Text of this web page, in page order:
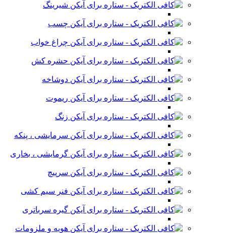
شیرینگ
چسب
چراغ خواب
حشره کش
دوشاخه
ریموت
زنگ
سرمایشی ، پنکه
گرمایشی ، بخاری
سرپیچ
فنر سیم کشی
گیره سرباتری
هویه و ملزومات